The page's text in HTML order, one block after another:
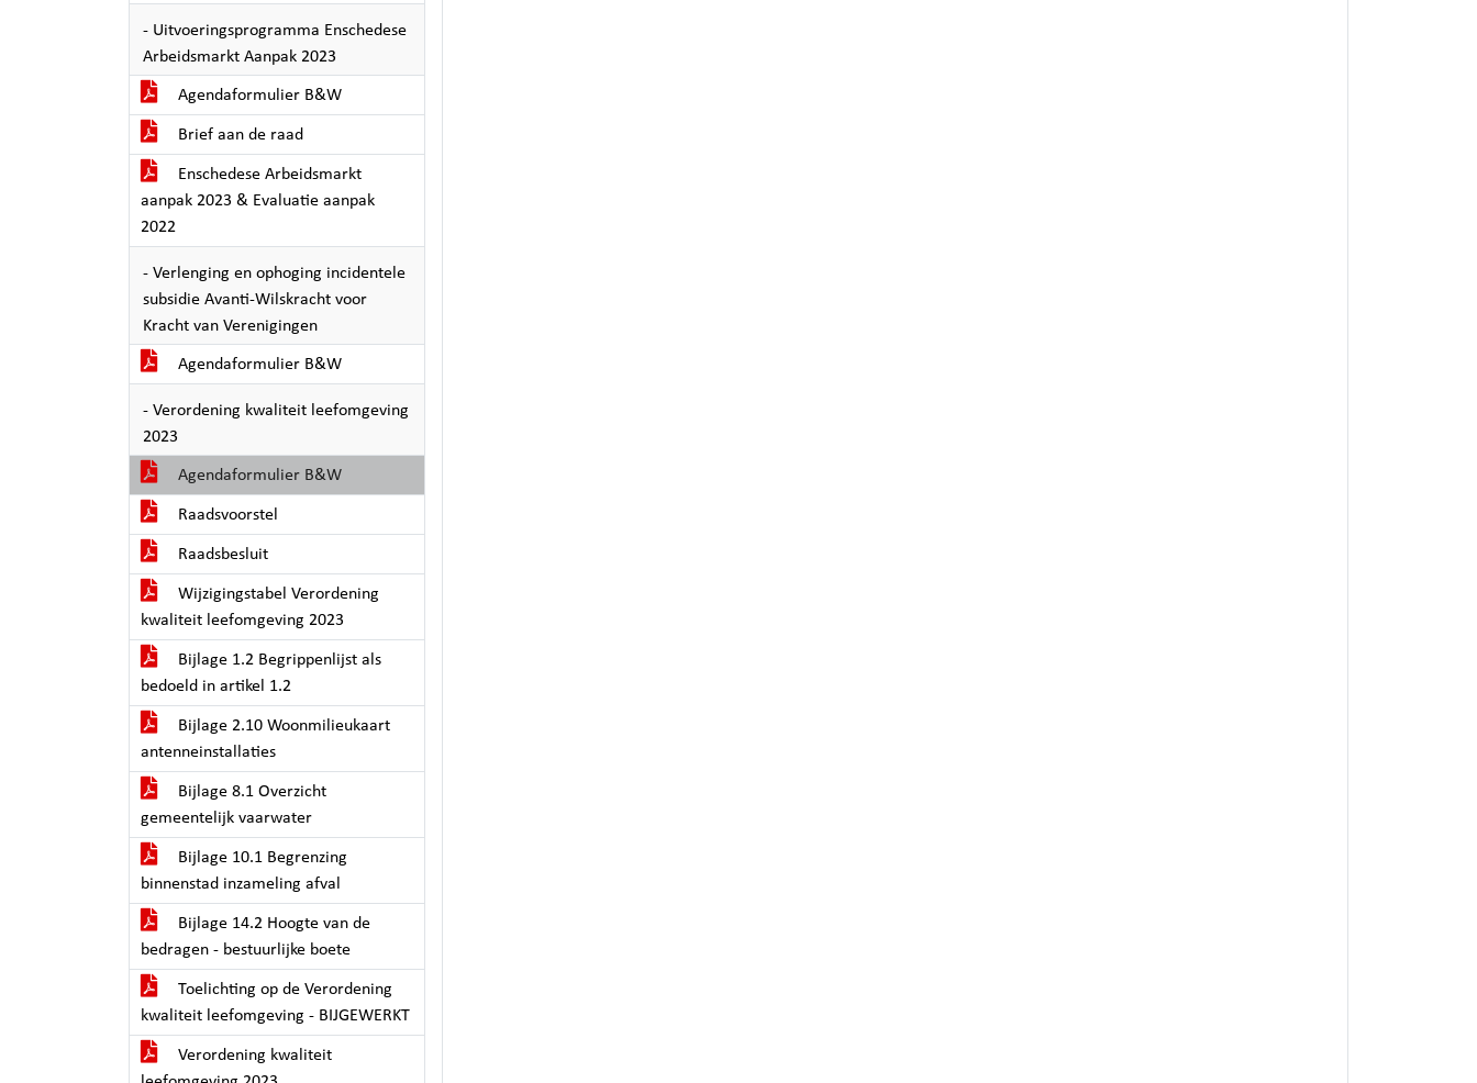
- Uitvoeringsprogramma Enschedese
Arbeidsmarkt Aanpak 2023
Agendaformulier B&W
Brief aan de raad
Enschedese Arbeidsmarkt
aanpak 2023 & Evaluatie aanpak
2022
- Verlenging en ophoging incidentele
subsidie Avanti-Wilskracht voor
Kracht van Verenigingen
Agendaformulier B&W
- Verordening kwaliteit leefomgeving
2023
Agendaformulier B&W
Raadsvoorstel
Raadsbesluit
Wijzigingstabel Verordening
kwaliteit leefomgeving 2023
Bijlage 1.2 Begrippenlijst als
bedoeld in artikel 1.2
Bijlage 2.10 Woonmilieukaart
antenneinstallaties
Bijlage 8.1 Overzicht
gemeentelijk vaarwater
Bijlage 10.1 Begrenzing
binnenstad inzameling afval
Bijlage 14.2 Hoogte van de
bedragen - bestuurlijke boete
Toelichting op de Verordening
kwaliteit leefomgeving - BIJGEWERKT
Verordening kwaliteit